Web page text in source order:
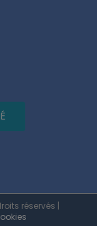
réservés |